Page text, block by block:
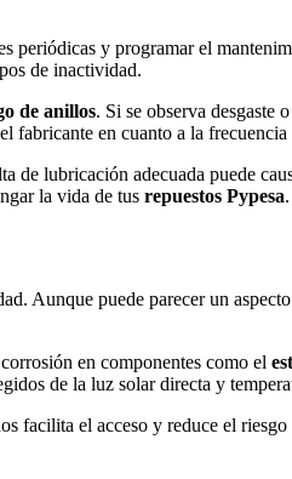
periódicas y programar el
de inactividad.
de anillos. Si se observa desgaste
fabricante en cuanto a la
de lubricación adecuada puede
la vida de tus repuestos Pypesa.
Aunque puede parecer un
en componentes como el
de la luz solar directa y
facilita el acceso y reduce el